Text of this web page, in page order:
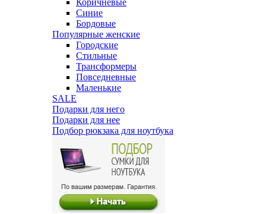
Коричневые
Синие
Бордовые
Популярные женские
Городские
Стильные
Трансформеры
Повседневные
Маленькие
SALE
Подарки для него
Подарки для нее
Подбор рюкзака для ноутбука